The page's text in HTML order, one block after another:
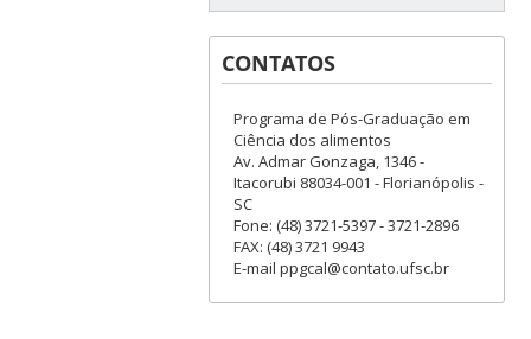
CONTATOS
Programa de Pós-Graduação em
Ciência dos alimentos
Av. Admar Gonzaga, 1346 -
Itacorubi 88034-001 - Florianópolis -
SC
Fone: (48) 3721-5397 - 3721-2896
FAX: (48) 3721 9943
E-mail ppgcal@contato.ufsc.br